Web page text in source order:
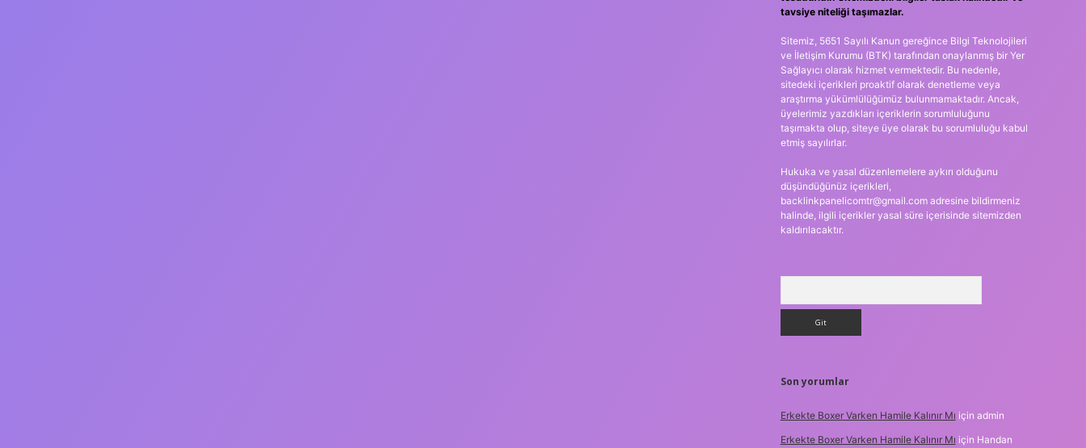
tavsiye niteliği taşımazlar.
Sitemiz, 5651 Sayılı Kanun gereğince Bilgi Teknolojileri
ve İletişim Kurumu (BTK) tarafından onaylanmış bir Yer
Sağlayıcı olarak hizmet vermektedir. Bu nedenle,
sitedeki içerikleri proaktif olarak denetleme veya
araştırma yükümlülüğümüz bulunmamaktadır. Ancak,
üyelerimiz yazdıkları içeriklerin sorumluluğunu
taşımakta olup, siteye üye olarak bu sorumluluğu kabul
etmiş sayılırlar.
Hukuka ve yasal düzenlemelere aykırı olduğunu
düşündüğünüz içerikleri,
backlinkpanelicomtr@gmail.comadresine bildirmeniz
halinde, ilgili içerikler yasal süre içerisinde sitemizden
kaldırılacaktır.
Son yorumlar
Erkekte Boxer Varken Hamile Kalınır Mı için admin
Erkekte Boxer Varken Hamile Kalınır Mı için Handan